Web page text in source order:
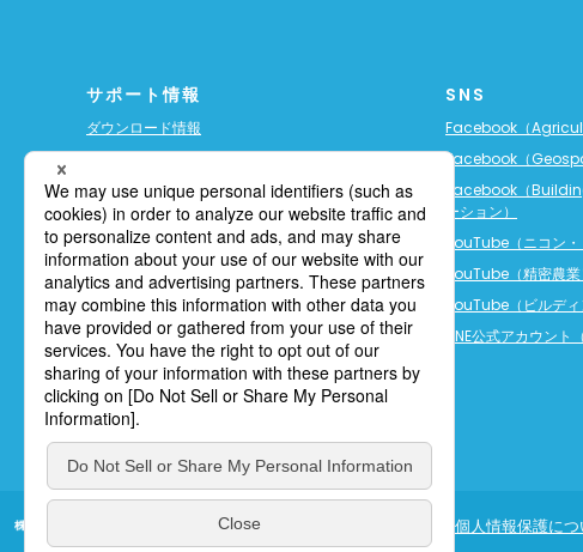
サポート情報
ダウンロード情報
ソフト保守サービス（ご契約者様専用）
3D-CXサービス（ご契約者様専用）
Trimble保証プラン
税制優遇・補助金制度
GNSS衛星情報
JSIMAの規格について
カタログPDFファイル一覧
FAQ（よくあるご質問）
その他技術情報
SNS
Facebook（
Facebook（
Facebook（
ーション）
YouTube（ニコン・
YouTube（精密農業
YouTube（ビルデ
LINE公式アカウント
個人情報保護につ